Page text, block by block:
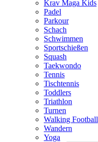
Krav Maga Kids
Padel
Parkour
Schach
Schwimmen
Sportschießen
Squash
Taekwondo
Tennis
Tischtennis
Toddlers
Triathlon
Turnen
Walking Football
Wandern
Yoga